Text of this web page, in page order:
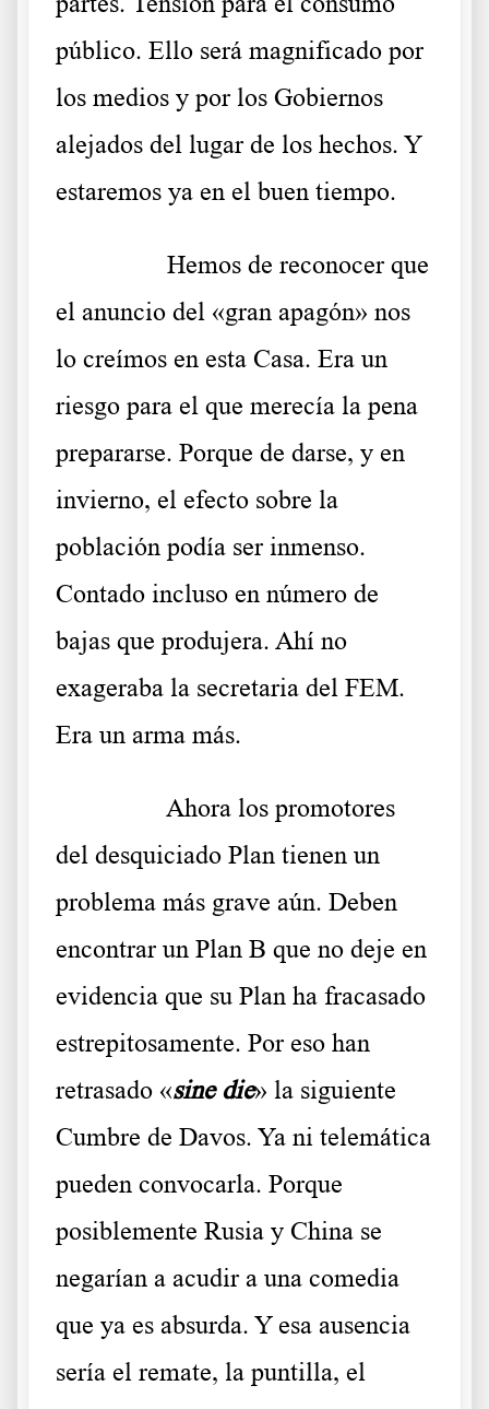
público. Ello será magnificado por
los medios y por los Gobiernos
alejados del lugar de los hechos. Y
estaremos ya en el buen tiempo.
Hemos de reconocer que
el anuncio del «gran apagón» nos
lo creímos en esta Casa. Era un
riesgo para el que merecía la pena
prepararse. Porque de darse, y en
invierno, el efecto sobre la
población podía ser inmenso.
Contado incluso en número de
bajas que produjera. Ahí no
exageraba la secretaria del FEM.
Era un arma más.
Ahora los promotores
del desquiciado Plan tienen un
problema más grave aún. Deben
encontrar un Plan B que no deje en
evidencia que su Plan ha fracasado
estrepitosamente. Por eso han
retrasado «sine die» la siguiente
Cumbre de Davos. Ya ni telemática
pueden convocarla. Porque
posiblemente Rusia y China se
negarían a acudir a una comedia
que ya es absurda. Y esa ausencia
sería el remate, la puntilla, el